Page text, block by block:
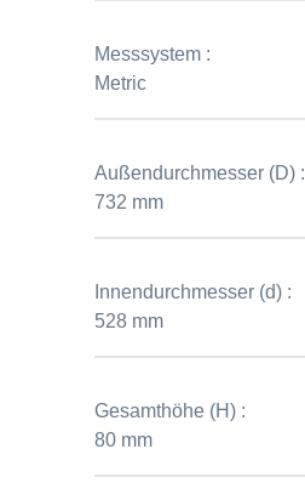
Messsystem :
Metric
Außendurchmesser (D) :
732 mm
Innendurchmesser (d) :
528 mm
Gesamthöhe (H) :
80 mm